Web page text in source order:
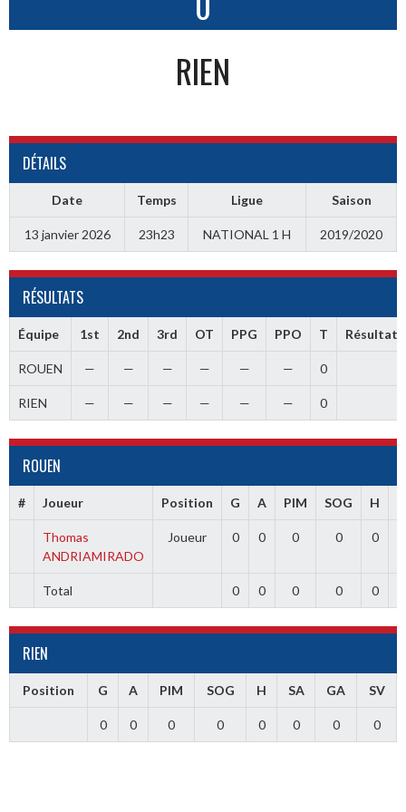
RIEN
DÉTAILS
Date Temps Ligue Saison
13 janvier 2026 23h23 NATIONAL 1 H 2019/2020
RÉSULTATS
Équipe 1st 2nd 3rd OT PPG PPO T Résultat
ROUEN — — — — — — 0
RIEN — — — — — — 0
ROUEN
# Joueur Position G A PIM SOG H
Thomas
ANDRIAMIRADO
Joueur 0 0 0 0 0
Total 0 0 0 0 0
RIEN
Position G A PIM SOG H SA GA SV
0 0 0 0 0 0 0 0